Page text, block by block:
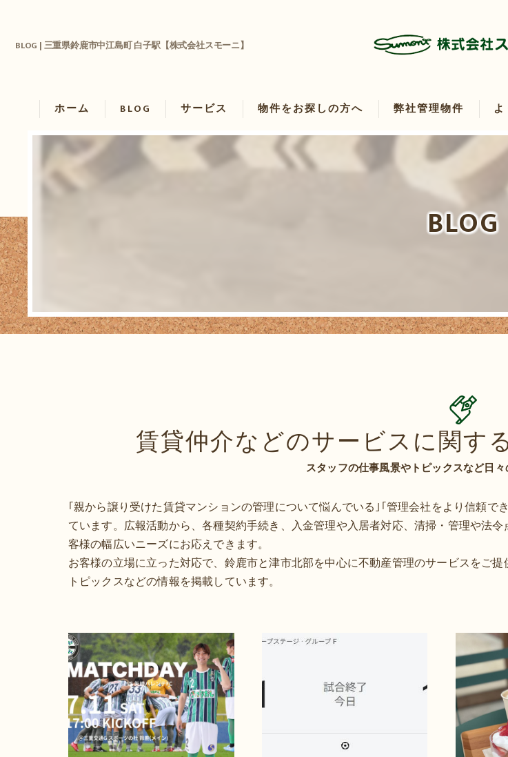
BLOG | 三重県鈴鹿市中江島町 白子駅【株式会社スモーニ】
ホーム BLOG サービス 物件をお探しの方へ
物件を借りたい方へ
弊社管理物件
BLOG
賃貸仲介などのサービスに関す
スタッフの仕事風景やトピックスなど日
｢親から譲り受けた賃貸マンションの管理について悩んでいる｣｢管理会社をより信頼
ています。広報活動から、各種契約手続き、入金管理や入居者対応、清掃・管理や法
客様の幅広いニーズにお応えできます。
お客様の立場に立った対応で、鈴鹿市と津市北部を中心に不動産管理のサービスをご
トピックスなどの情報を掲載しています。